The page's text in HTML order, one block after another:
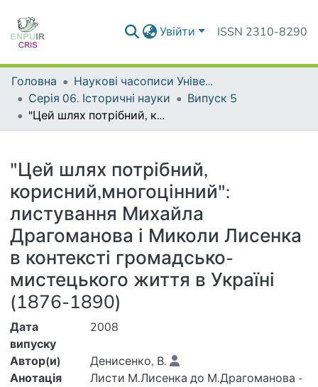
Увійти ISSN 2310-8290
Головна
Наукові часописи Університету
Серія 06. Історичні науки
Випуск 5
"Цей шлях потрібний, корисний,многоцінний": листування Михайла Драгоманова і Миколи Лисенка в контексті громадсько-мистецького життя в Україні (1876-1890)
"Цей шлях потрібний,
корисний,многоцінний":
листування Михайла
Драгоманова і Миколи Лисенка
в контексті громадсько-
мистецького життя в Україні
(1876-1890)
Дата
випуску
2008
Автор(и)
Денисенко, В.
Анотація
Листи М.Лисенка до М.Драгоманова -